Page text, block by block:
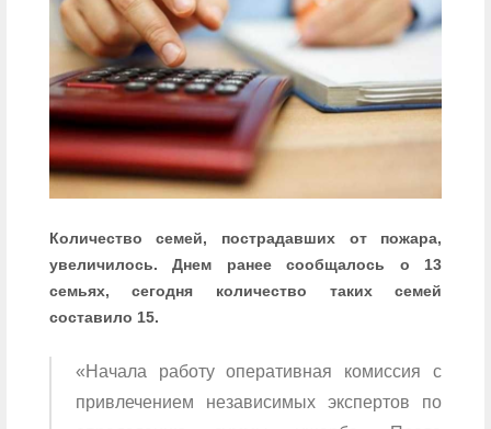
Количество семей, пострадавших от пожара,
увеличилось. Днем ранее сообщалось о 13
семьях, сегодня количество таких семей
составило 15.
«Начала работу оперативная комиссия с
привлечением независимых экспертов по